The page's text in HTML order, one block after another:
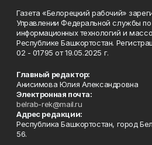
Газета «Белорецкий рабочий»
Управлении Федеральной службы
информационных технологий и
Республике Башкортостан.
02 - 01795 от 19.05.2025 г.
Главный редактор:
Анисимова Юлия Александровна
Электронная почта:
belrab-rek@mail.ru
Адрес редакции:
Республика Башкортостан, город
56.